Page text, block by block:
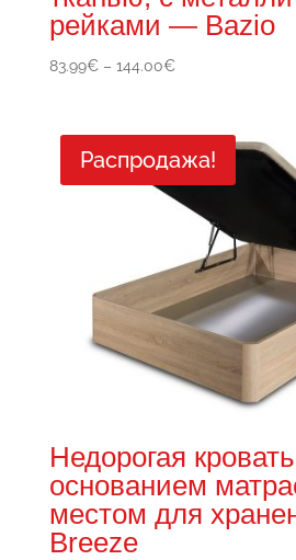
рейками — Bazio
83.99€ – 144.00€Диапазон
–
144.00€
Распродажа!
Недорогая
основанием
местом для
Breeze